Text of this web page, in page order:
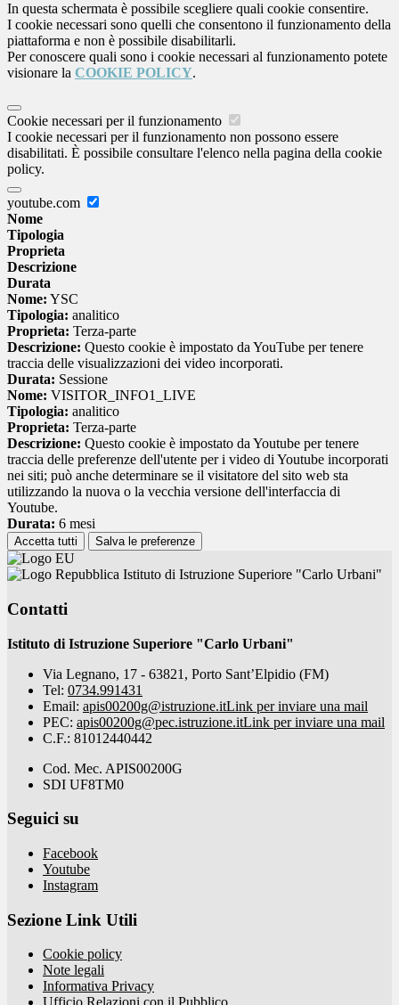
In questa schermata è possibile scegliere quali cookie consentire.
I cookie necessari sono quelli che consentono il funzionamento della
piattaforma e non è possibile disabilitarli.
Per conoscere quali sono i cookie necessari al funzionamento potete
visionare la COOKIE POLICY.
Cookie necessari per il funzionamento
I cookie necessari per il funzionamento non possono essere
disabilitati. È possibile consultare l'elenco nella pagina della cookie
policy.
youtube.com
Nome
Tipologia
Proprieta
Descrizione
Durata
Nome: YSC
Tipologia: analitico
Proprieta: Terza-parte
Descrizione: Questo cookie è impostato da YouTube per tenere
traccia delle visualizzazioni dei video incorporati.
Durata: Sessione
Nome: VISITOR_INFO1_LIVE
Tipologia: analitico
Proprieta: Terza-parte
Descrizione: Questo cookie è impostato da Youtube per tenere
traccia delle preferenze dell'utente per i video di Youtube incorporati
nei siti; può anche determinare se il visitatore del sito web sta
utilizzando la nuova o la vecchia versione dell'interfaccia di
Youtube.
Durata: 6 mesi
Accetta tutti Salva le preferenze
Istituto di Istruzione Superiore "Carlo Urbani"
Contatti
Istituto di Istruzione Superiore "Carlo Urbani"
Via Legnano, 17 - 63821, Porto Sant’Elpidio (FM)
Tel: 0734.991431
Email: apis00200g@istruzione.itLink per inviare una mail
PEC: apis00200g@pec.istruzione.itLink per inviare una mail
C.F.: 81012440442
Cod. Mec. APIS00200G
SDI UF8TM0
Seguici su
Facebook
Youtube
Instagram
Sezione Link Utili
Cookie policy
Note legali
Informativa Privacy